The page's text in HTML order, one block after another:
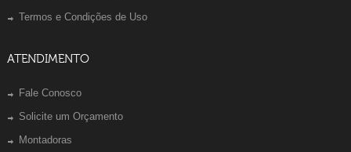
Termos e Condições de Uso
ATENDIMENTO
Fale Conosco
Solicite um Orçamento
Montadoras